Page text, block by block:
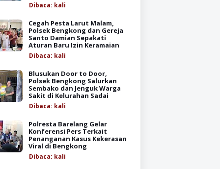
Dibaca: kali
Cegah Pesta Larut Malam,
Polsek Bengkong dan Gereja
Santo Damian Sepakati
Aturan Baru Izin Keramaian
Dibaca: kali
Blusukan Door to Door,
Polsek Bengkong Salurkan
Sembako dan Jenguk Warga
Sakit di Kelurahan Sadai
Dibaca: kali
Polresta Barelang Gelar
Konferensi Pers Terkait
Penanganan Kasus Kekerasan
Viral di Bengkong
Dibaca: kali